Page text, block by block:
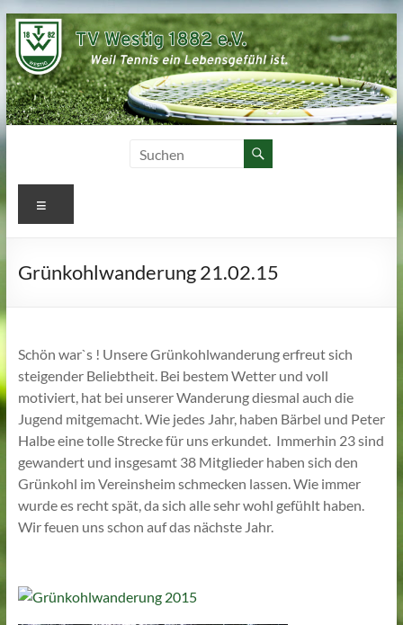
Zum
Inhalt
springen
Grünkohlwanderung 21.02.15
Schön war`s ! Unsere Grünkohlwanderung erfreut sich
steigender Beliebtheit. Bei bestem Wetter und voll
motiviert, hat bei unserer Wanderung diesmal auch die
Jugend mitgemacht. Wie jedes Jahr, haben Bärbel und Peter
Halbe eine tolle Strecke für uns erkundet. Immerhin 23 sind
gewandert und insgesamt 38 Mitglieder haben sich den
Grünkohl im Vereinsheim schmecken lassen. Wie immer
wurde es recht spät, da sich alle sehr wohl gefühlt haben.
Wir feuen uns schon auf das nächste Jahr.